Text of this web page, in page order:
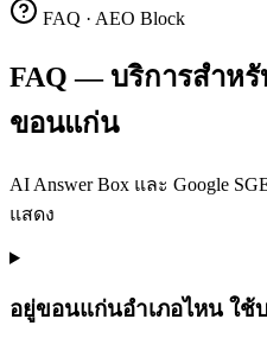
FAQ · AEO Block
FAQ — บริการสำห
ขอนแก่น
AI Answer Box และ Google
แสดง
อยู่ขอนแก่นอำเภอไหน ใช้